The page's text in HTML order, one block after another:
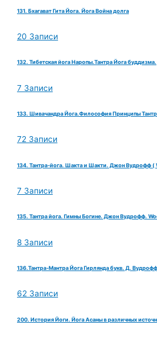
131. Бхагават Гита Йога. Йога Война долга
20 Записи
132. Тибетская йога Наропы.Тантра Йога буддизма.
7 Записи
133. Шивачандра Йога.Философия Принципы
72 Записи
134. Тантра-йога. Шакта и Шакти. Джон Вудрофф (
7 Записи
135. Тантра йога. Гимны Богине. Джон Вудрофф.
8 Записи
136.Тантра-Мантра Йога Гирлянда букв. Д. Вудрофф
62 Записи
200. История Йоги. Йога Асаны в различных